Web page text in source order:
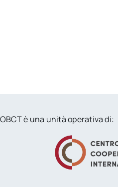
OBCT è una unità operativa di: